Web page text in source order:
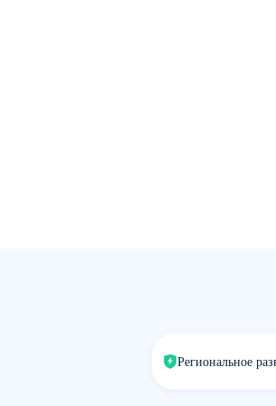
Региональное